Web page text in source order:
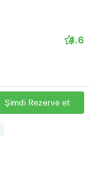
4.6
Şimdi Rezerve et